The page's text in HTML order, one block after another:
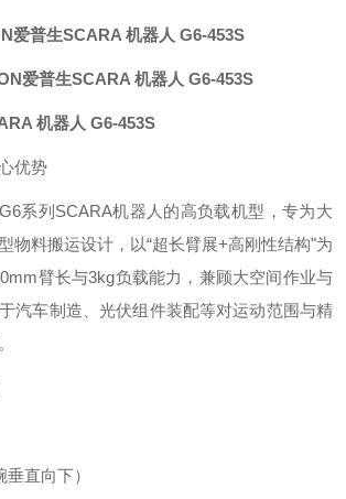
爱普生SCARA 机器人 G6-453S
机器人 G6-453S
优势‌
系列SCARA机器人的高负载机型，专为‌大
物料搬运‌设计，以“超长臂展+高刚性结构"为
臂长与3kg负载能力，兼顾大空间作业与
汽车制造、光伏组件装配等对运动范围与精
直向下）